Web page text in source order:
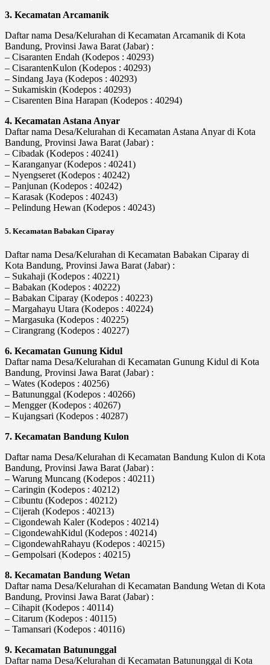
3. Kecamatan Arcamanik
Daftar nama Desa/Kelurahan di Kecamatan Arcamanik di Kota
Bandung, Provinsi Jawa Barat (Jabar) :
– Cisaranten Endah (Kodepos : 40293)
– CisarantenKulon (Kodepos : 40293)
– Sindang Jaya (Kodepos : 40293)
– Sukamiskin (Kodepos : 40293)
– Cisarenten Bina Harapan (Kodepos : 40294)
4. Kecamatan Astana Anyar
Daftar nama Desa/Kelurahan di Kecamatan Astana Anyar di Kota
Bandung, Provinsi Jawa Barat (Jabar) :
– Cibadak (Kodepos : 40241)
– Karanganyar (Kodepos : 40241)
– Nyengseret (Kodepos : 40242)
– Panjunan (Kodepos : 40242)
– Karasak (Kodepos : 40243)
– Pelindung Hewan (Kodepos : 40243)
5. Kecamatan Babakan Ciparay
Daftar nama Desa/Kelurahan di Kecamatan Babakan Ciparay di
Kota Bandung, Provinsi Jawa Barat (Jabar) :
– Sukahaji (Kodepos : 40221)
– Babakan (Kodepos : 40222)
– Babakan Ciparay (Kodepos : 40223)
– Margahayu Utara (Kodepos : 40224)
– Margasuka (Kodepos : 40225)
– Cirangrang (Kodepos : 40227)
6. Kecamatan Gunung Kidul
Daftar nama Desa/Kelurahan di Kecamatan Gunung Kidul di Kota
Bandung, Provinsi Jawa Barat (Jabar) :
– Wates (Kodepos : 40256)
– Batununggal (Kodepos : 40266)
– Mengger (Kodepos : 40267)
– Kujangsari (Kodepos : 40287)
7. Kecamatan Bandung Kulon
Daftar nama Desa/Kelurahan di Kecamatan Bandung Kulon di Kota
Bandung, Provinsi Jawa Barat (Jabar) :
– Warung Muncang (Kodepos : 40211)
– Caringin (Kodepos : 40212)
– Cibuntu (Kodepos : 40212)
– Cijerah (Kodepos : 40213)
– Cigondewah Kaler (Kodepos : 40214)
– CigondewahKidul (Kodepos : 40214)
– CigondewahRahayu (Kodepos : 40215)
– Gempolsari (Kodepos : 40215)
8. Kecamatan Bandung Wetan
Daftar nama Desa/Kelurahan di Kecamatan Bandung Wetan di Kota
Bandung, Provinsi Jawa Barat (Jabar) :
– Cihapit (Kodepos : 40114)
– Citarum (Kodepos : 40115)
– Tamansari (Kodepos : 40116)
9. Kecamatan Batununggal
Daftar nama Desa/Kelurahan di Kecamatan Batununggal di Kota